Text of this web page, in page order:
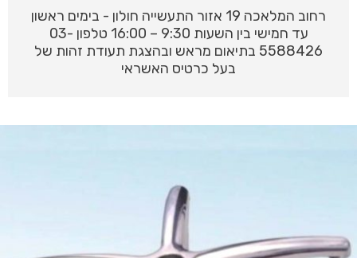
רחוב המלאכה 19 אזור התעשייה חולון - בימים ראשון
עד חמישי בין השעות 9:30 – 16:00 טלפון 03-
5588426 בתיאום מראש ובהצגת תעודת זהות של
בעל כרטיס האשראי